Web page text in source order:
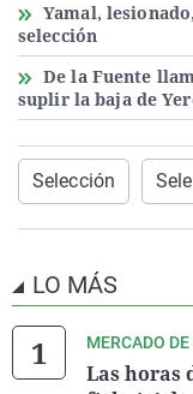
Yamal,
selección
De la Fuente
suplir la baja de
Selección
LO MÁS
MERCADO
Las horas